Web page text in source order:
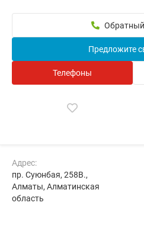
Предложите
Телефоны
Адрес:
пр. Суюнбая, 258В.,
Алматы, Алматинская
область